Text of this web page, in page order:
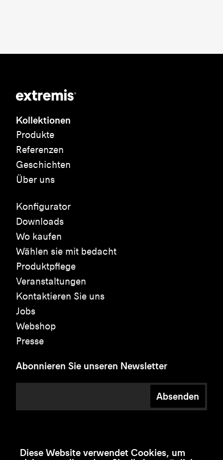
Kollektionen
Produkte
Referenzen
Geschichten
Über uns
Konfigurator
Downloads
Wo kaufen
Wählen sie mit bedacht
Produktpflege
Veranstaltungen
Kontaktieren Sie uns
Jobs
Webshop
Presse
Abonnieren Sie unseren Newsletter
Absenden
Diese Website verwendet Cookies, um